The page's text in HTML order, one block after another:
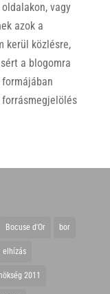
vagy
azok a
kerül közlésre,
a blogomra
Bocuse d'Or bor
elhízás
2011